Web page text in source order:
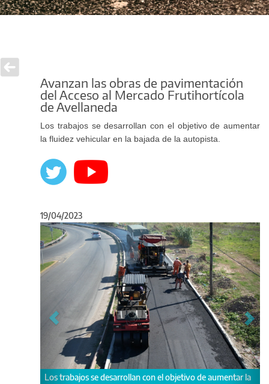
Avanzan las obras de pavimentación
del Acceso al Mercado Frutihortícola
de Avellaneda
Los trabajos se desarrollan con el objetivo de aumentar
la fluidez vehicular en la bajada de la autopista.
19/04/2023
el objetivo de aumentar la
Las tareas consisten en la
Anterior